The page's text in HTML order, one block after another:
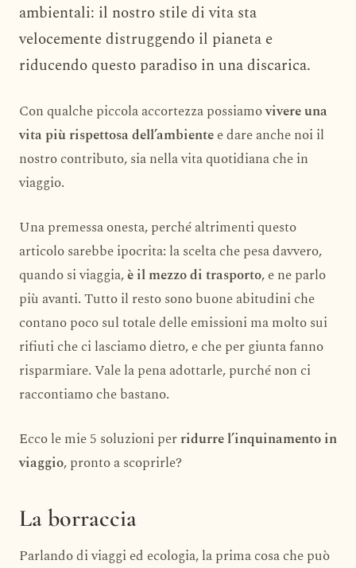
ambientali: il nostro stile di vita sta
velocemente distruggendo il pianeta e
riducendo questo paradiso in una discarica.
Con qualche piccola accortezza possiamovivere una
vita più rispettosa dell’ambientee dare anche noi il
nostro contributo, sia nella vita quotidiana che in
viaggio.
Una premessa onesta, perché altrimenti questo
articolo sarebbe ipocrita: la scelta che pesa davvero,
quando si viaggia,è il mezzo di trasporto, e ne parlo
più avanti. Tutto il resto sono buone abitudini che
contano poco sul totale delle emissioni ma molto sui
rifiuti che ci lasciamo dietro, e che per giunta fanno
risparmiare. Vale la pena adottarle, purché non ci
raccontiamo che bastano.
Ecco le mie 5 soluzioni perridurre l’inquinamento in
viaggio, pronto a scoprirle?
La borraccia
Parlando di viaggi ed ecologia, la prima cosa che può